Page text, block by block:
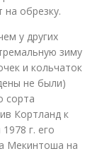
обрезку.
у других
зиму
и кольчаток
не были)
сорта
Кортланд к
г. его
Мекинтоша на